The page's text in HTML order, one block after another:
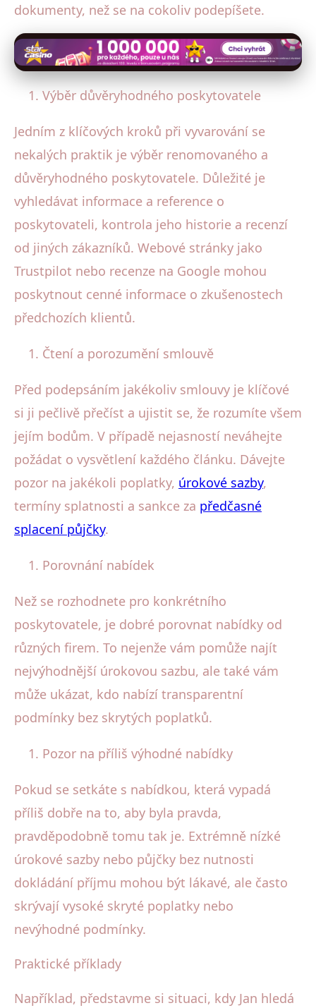
dokumenty, než se na cokoliv podepíšete.
Výběr důvěryhodného poskytovatele
Jedním z klíčových kroků při vyvarování se
nekalých praktik je výběr renomovaného a
důvěryhodného poskytovatele. Důležité je
vyhledávat informace a reference o
poskytovateli, kontrola jeho historie a recenzí
od jiných zákazníků. Webové stránky jako
Trustpilot nebo recenze na Google mohou
poskytnout cenné informace o zkušenostech
předchozích klientů.
Čtení a porozumění smlouvě
Před podepsáním jakékoliv smlouvy je klíčové
si ji pečlivě přečíst a ujistit se, že rozumíte všem
jejím bodům. V případě nejasností neváhejte
požádat o vysvětlení každého článku. Dávejte
pozor na jakékoli poplatky, úrokové sazby,
termíny splatnosti a sankce za předčasné
splacení půjčky.
Porovnání nabídek
Než se rozhodnete pro konkrétního
poskytovatele, je dobré porovnat nabídky od
různých firem. To nejenže vám pomůže najít
nejvýhodnější úrokovou sazbu, ale také vám
může ukázat, kdo nabízí transparentní
podmínky bez skrytých poplatků.
Pozor na příliš výhodné nabídky
Pokud se setkáte s nabídkou, která vypadá
příliš dobře na to, aby byla pravda,
pravděpodobně tomu tak je. Extrémně nízké
úrokové sazby nebo půjčky bez nutnosti
dokládání příjmu mohou být lákavé, ale často
skrývají vysoké skryté poplatky nebo
nevýhodné podmínky.
Praktické příklady
Například, představme si situaci, kdy Jan hledá